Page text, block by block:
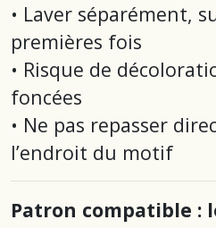
• Laver séparément,
premières fois
• Risque de
foncées
• Ne pas repasser
l’endroit du motif
Patron compatible :